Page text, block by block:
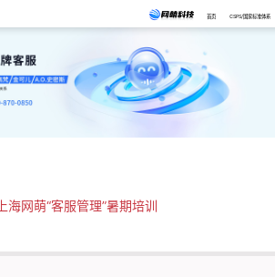
首页 CSPS/国家标准体系
上海网萌“客服管理”暑期培训